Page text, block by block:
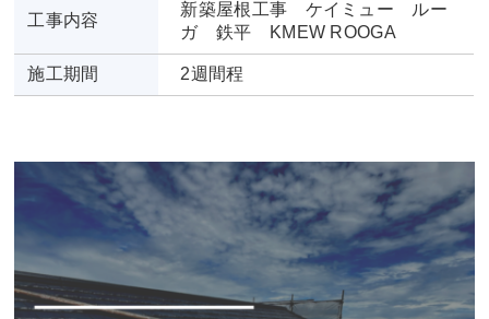
工事内容
新築屋根工事 ケイミュー ルー
ガ 鉄平 KMEW ROOGA
施工期間 2週間程